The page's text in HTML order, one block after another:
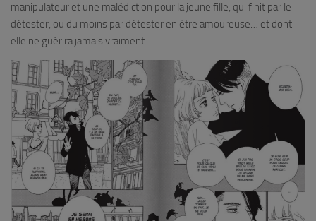
manipulateur et une malédiction pour la jeune fille, qui finit par le
détester, ou du moins par détester en être amoureuse… et dont
elle ne guérira jamais vraiment.